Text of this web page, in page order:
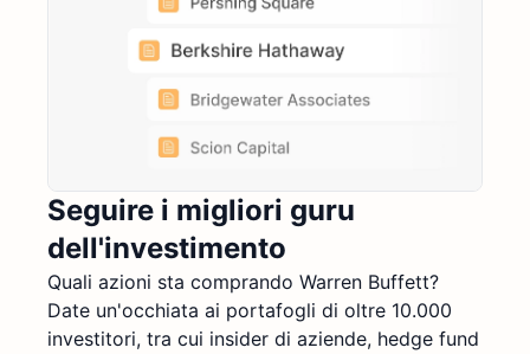
Seguire i migliori guru
dell'investimento
Quali azioni sta comprando Warren Buffett?
Date un'occhiata ai portafogli di oltre 10.000
investitori, tra cui insider di aziende, hedge fund